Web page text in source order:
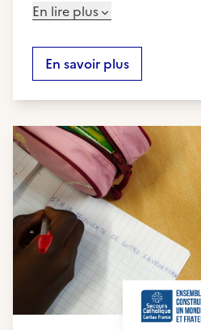
En lire plus
En savoir plus